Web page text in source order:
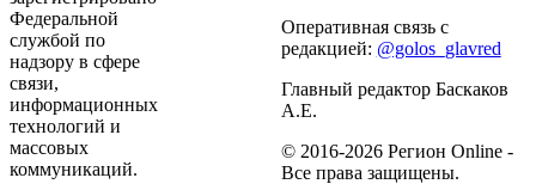
Федеральной
службой по
надзору в сфере
связи,
информационных
технологий и
массовых
коммуникаций.
Оперативная связь с
редакцией: @golos_glavred
Главный редактор Баскаков
А.Е.
© 2016-2026 Регион Online -
Все права защищены.